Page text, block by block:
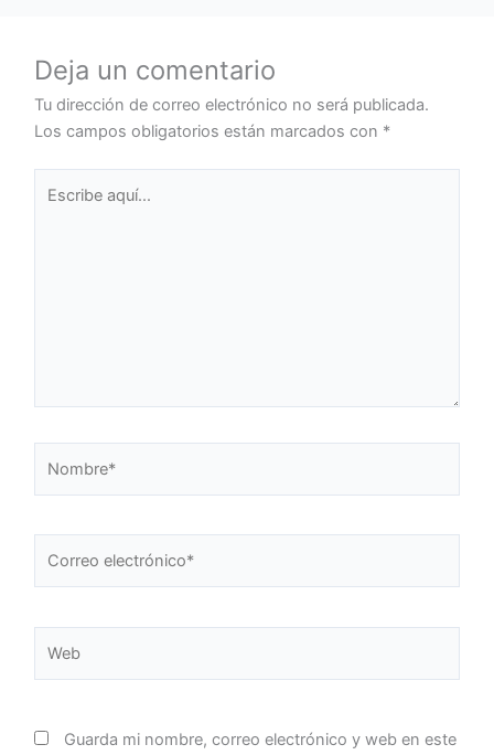
Deja un comentario
Tu dirección de correo electrónico no será publicada.
Los campos obligatorios están marcados con *
aquí...
Guarda mi nombre, correo electrónico y web en este